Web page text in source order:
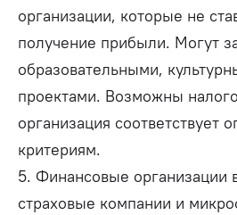
организации, которые не
получение прибыли. Могут
образовательными,
проектами. Возможны
организация соответствует
критериям.
5. Финансовые организации
страховые компании и